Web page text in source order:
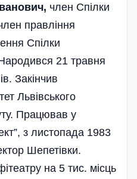
член Спілки
правління
Спілки
Народився 21 травня
Закінчив
Львівського
Працював у
з листопада 1983
Шепетівки.
на 5 тис. місць